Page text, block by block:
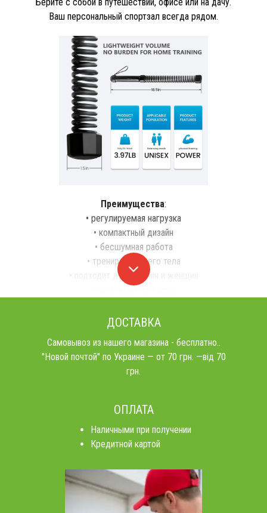
Берите с собой в путешествии, офисе или на дачу.
Ваш персональный спортзал всегда рядом.
Преимущества:
• регулируемая нагрузка
• компактный дизайн
• бесшумная работа
• тренировка всего тела
• подходит для мужчин и женщин
ДОСТАВКА
Самовывоз из нашего магазина - бесплатно..
"Новой почтой" по Украине — от 70 грн. —від 70
грн.
ОПЛАТА
Наличными при получении
Кредитной картой